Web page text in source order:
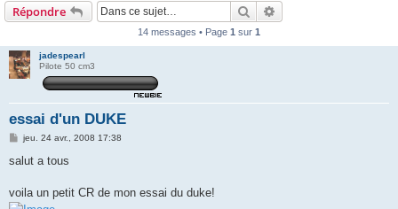
Répondre Rechercher
14 messages • Page 1 sur 1
jadespearl
Pilote 50 cm3
essai d'un DUKE
M
s
g
e
jeu. 24 avr., 2008 17:38
salut a tous
voila un petit CR de mon essai du duke!